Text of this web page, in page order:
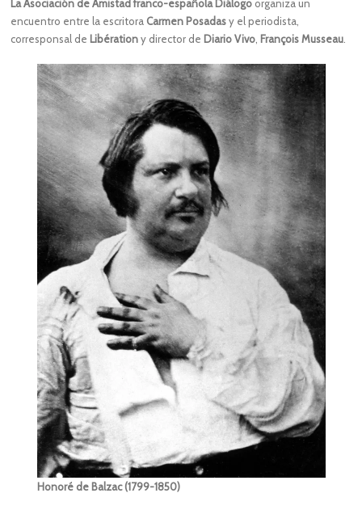
La Asociación de Amistad franco-española Diálogo organiza un
encuentro entre la escritora Carmen Posadasy el periodista,
corresponsal de Libérationy director de Diario Vivo, François Musseau.
Honoré de Balzac (1799-1850)